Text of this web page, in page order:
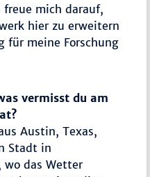
mich darauf,
hier zu erweitern
für meine Forschung
vermisst du am
Austin, Texas,
Stadt in
wo das Wetter